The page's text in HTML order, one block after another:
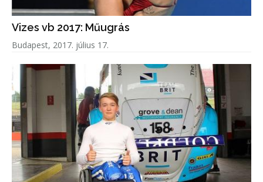
Vizes vb 2017: Műugrás
Budapest, 2017. július 17.